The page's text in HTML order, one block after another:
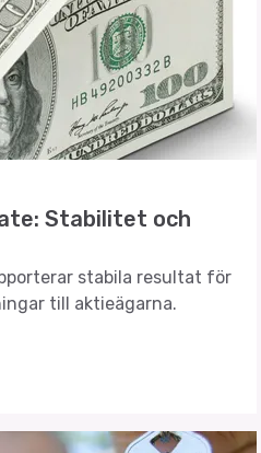
Stabilitet och
stabila resultat för
till aktieägarna.